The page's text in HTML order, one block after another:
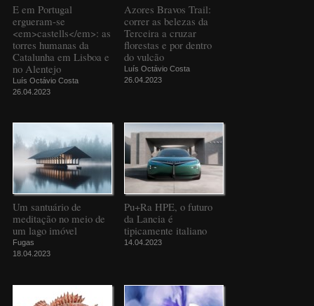
E em Portugal
ergueram-se
<em>castells</em>: as
torres humanas da
Catalunha em Lisboa e
no Alentejo
Luís Octávio Costa
26.04.2023
Azores Bravos Trail:
correr as belezas da
Terceira a cruzar
florestas e por dentro
do vulcão
Luís Octávio Costa
26.04.2023
Um santuário de
meditação no meio de
um lago imóvel
Fugas
18.04.2023
Pu+Ra HPE, o futuro
da Lancia é
tipicamente italiano
14.04.2023